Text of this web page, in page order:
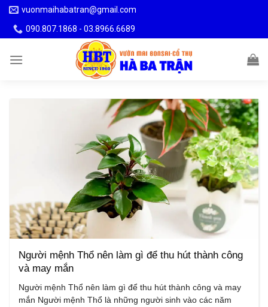
Skip
content
vuonmaihabatran@gmail.com
090.807.1868 - 03.8966.6689
Người mệnh Thổ nên làm gì để thu hút thành công
và may mắn
Người mệnh Thổ nên làm gì để thu hút thành công và may
mắn Người mệnh Thổ là những người sinh vào các năm